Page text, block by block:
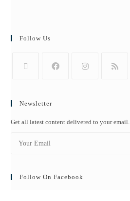
Follow Us
Newsletter
Get all latest content delivered to your email.
Follow On Facebook